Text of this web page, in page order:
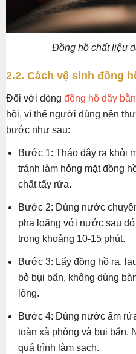
Đồng hồ chất liệu
2.2. Cách vệ sinh đồng
Đối với dòng đồng hồ dây
hôi, vì thế người dùng nên
bước như sau:
Bước 1: Tháo dây ra khỏi
tránh làm hỏng mặt đồng
chất tẩy rửa.
Bước 2: Dùng nước
pha loãng với nước sau
trong khoảng 10-15 phút.
Bước 3: Lấy đồng hồ ra,
bỏ bụi bẩn, không dùng
lông.
Bước 4: Dùng nước ấm
toàn xà phòng và bụi bẩn.
quá trình làm sạch.